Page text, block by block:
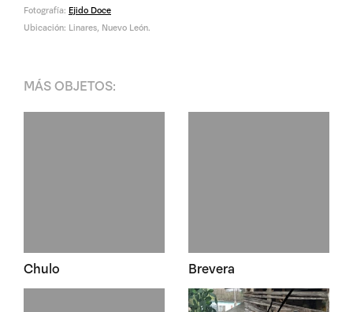
Fotografía: Ejido Doce
Ubicación: Linares, Nuevo León.
MÁSOBJETOS:
Chulo Brevera